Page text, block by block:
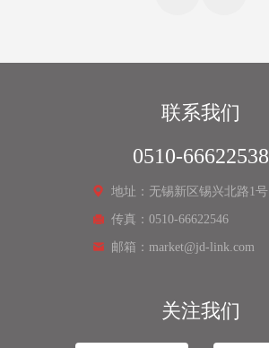
联系我们
0510-66622538
地址：无锡新区锡兴北路1号
传真：0510-66622546
邮箱：market@jd-link.com
关注我们